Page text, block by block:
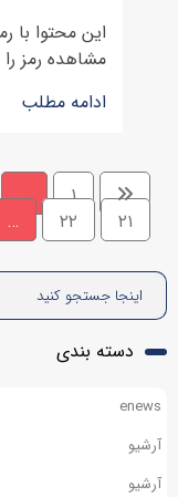
این محتوا
مشاهده رمز را
ادامه مطلب
۱ …
۲۱
۲۲ …
دسته بندی
enews
آرشیو
آرشیو